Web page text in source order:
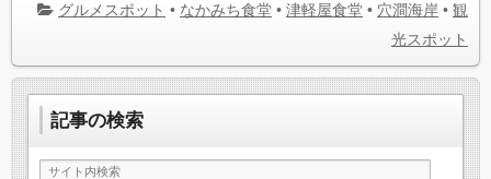
グルメスポット • なかみち食堂 • 津軽屋食堂 • 穴澗海岸 • 観
光スポット
記事の検索